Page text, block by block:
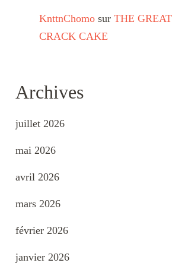
KnttnChomo sur THE GREAT
CRACK CAKE
Archives
juillet 2026
mai 2026
avril 2026
mars 2026
février 2026
janvier 2026